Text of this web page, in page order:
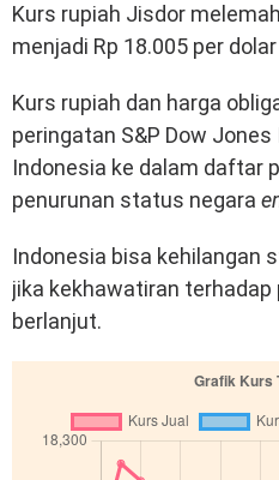
Kurs rupiah Jisdor
menjadi Rp 18.005 per dolar
Kurs rupiah dan harga
peringatan S&P Dow
Indonesia ke dalam daftar
penurunan status negara
Indonesia bisa kehilangan
jika kekhawatiran
berlanjut.